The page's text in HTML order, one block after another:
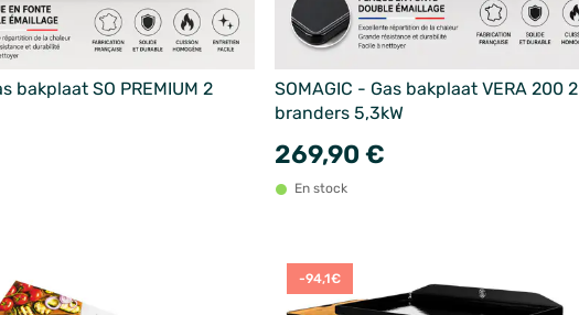
bakplaat SO PREMIUM 2
SOMAGIC - Gas bakplaat VERA 200 2
branders 5,3kW
269,90 €
En stock
-94,1€